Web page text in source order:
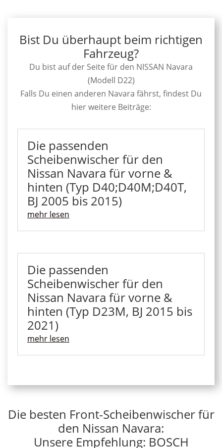
Bist Du überhaupt beim richtigen
Fahrzeug?
Du bist auf der Seite für den NISSAN Navara
(Modell D22)
Falls Du einen anderen Navara fährst, findest Du
hier weitere Beiträge:
Die passenden
Scheibenwischer für den
Nissan Navara für vorne &
hinten (Typ D40;D40M;D40T,
BJ 2005 bis 2015)
mehr lesen
Die passenden
Scheibenwischer für den
Nissan Navara für vorne &
hinten (Typ D23M, BJ 2015 bis
2021)
mehr lesen
Die besten Front-Scheibenwischer für
den Nissan Navara:
Unsere Empfehlung: BOSCH